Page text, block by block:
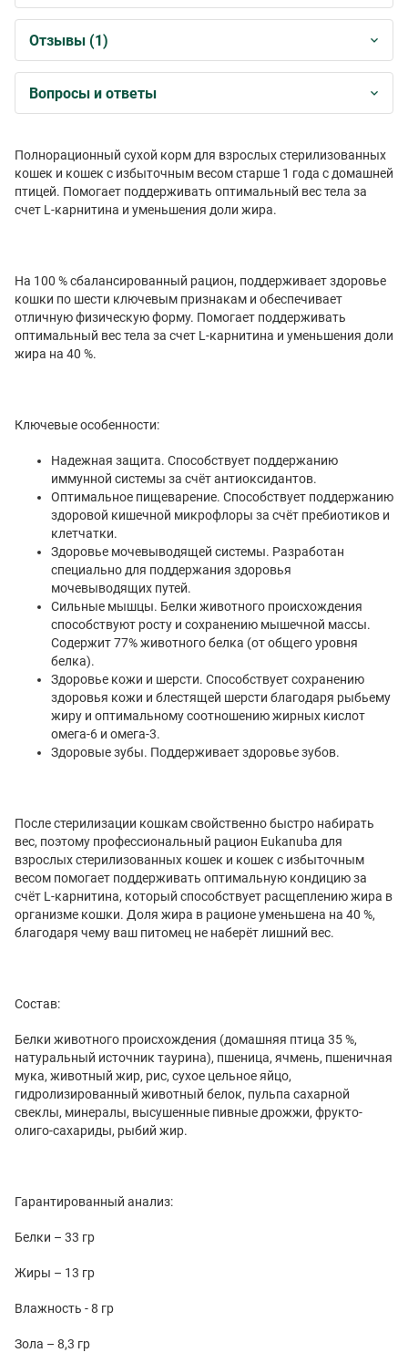
Отзывы (1)
Вопросы и ответы
Полнорационный сухой корм для взрослых стерилизованных
кошек и кошек с избыточным весом старше 1 года с домашней
птицей. Помогает поддерживать оптимальный вес тела за
счет L-карнитина и уменьшения доли жира.
На 100 % сбалансированный рацион, поддерживает здоровье
кошки по шести ключевым признакам и обеспечивает
отличную физическую форму. Помогает поддерживать
оптимальный вес тела за счет L-карнитина и уменьшения доли
жира на 40 %.
Ключевые особенности:
Надежная защита. Способствует поддержанию
иммунной системы за счёт антиоксидантов.
Оптимальное пищеварение. Способствует поддержанию
здоровой кишечной микрофлоры за счёт пребиотиков и
клетчатки.
Здоровье мочевыводящей системы. Разработан
специально для поддержания здоровья
мочевыводящих путей.
Сильные мышцы. Белки животного происхождения
способствуют росту и сохранению мышечной массы.
Содержит 77% животного белка (от общего уровня
белка).
Здоровье кожи и шерсти. Способствует сохранению
здоровья кожи и блестящей шерсти благодаря рыбьему
жиру и оптимальному соотношению жирных кислот
омега-6 и омега-3.
Здоровые зубы. Поддерживает здоровье зубов.
После стерилизации кошкам свойственно быстро набирать
вес, поэтому профессиональный рацион Eukanuba для
взрослых стерилизованных кошек и кошек с избыточным
весом помогает поддерживать оптимальную кондицию за
счёт L-карнитина, который способствует расщеплению жира в
организме кошки. Доля жира в рационе уменьшена на 40 %,
благодаря чему ваш питомец не наберёт лишний вес.
Состав:
Белки животного происхождения (домашняя птица 35 %,
натуральный источник таурина), пшеница, ячмень, пшеничная
мука, животный жир, рис, сухое цельное яйцо,
гидролизированный животный белок, пульпа сахарной
свеклы, минералы, высушенные пивные дрожжи, фрукто-
олиго-сахариды, рыбий жир.
Гарантированный анализ:
Белки – 33 гр
Жиры – 13 гр
Влажность - 8 гр
Зола – 8,3 гр